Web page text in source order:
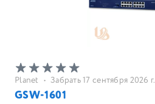
Planet • Забрать 17 сентября 2026 г.
GSW-1601